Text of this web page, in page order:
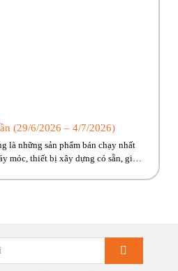
(29/6/2026 – 4/7/2026)
là những sản phẩm bán chạy nhất
móc, thiết bị xây dựng có sẵn, giao